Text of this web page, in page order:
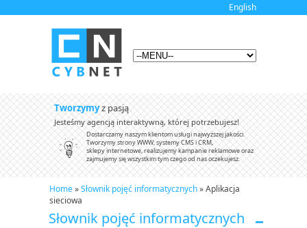
English
Tworzymyz pasją
Jesteśmy agencją interaktywną, której potrzebujesz!
Dostarczamy naszym klientom usługi najwyższej jakości.
Tworzymy strony WWW, systemy CMS i CRM,
sklepy internetowe, realizujemy kampanie reklamowe oraz
zajmujemy się wszystkim tym czego od nas oczekujesz.
Home»Słownik pojęć informatycznych» Aplikacja
sieciowa
Słownik pojęć informatycznych